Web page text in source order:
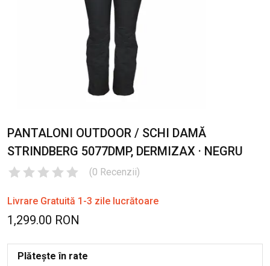
PANTALONI OUTDOOR / SCHI DAMĂ
STRINDBERG 5077DMP, DERMIZAX · NEGRU
(0 Recenzii)
Livrare Gratuită 1-3 zile lucrătoare
1,299.00 RON
Plătește în rate